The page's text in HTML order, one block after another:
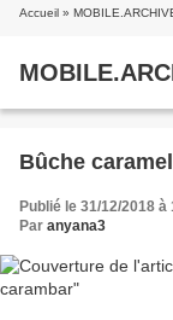
Accueil »
Bûche
Publié le 31/12/2018 à
Par anyana3